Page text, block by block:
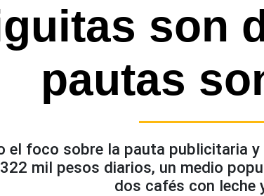
son
pautas
el foco sobre la pauta publicitaria
mil pesos diarios, un medio
dos cafés con leche